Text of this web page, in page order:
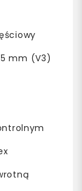
mm (V3)